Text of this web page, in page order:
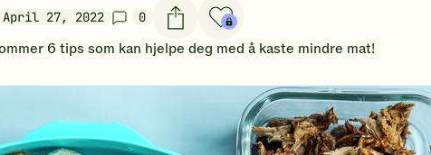
April 27, 2022 0
6 tips som kan hjelpe deg med å kaste mindre mat!